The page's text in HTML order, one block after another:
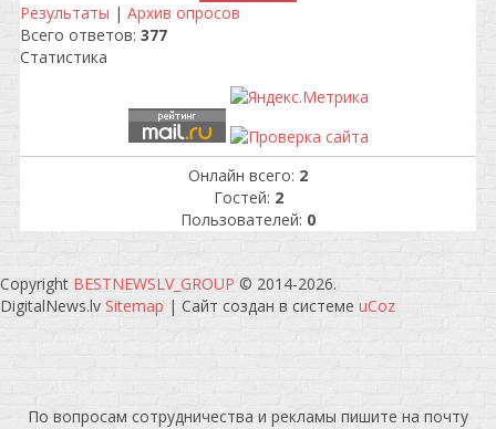
Результаты | Архив опросов
Всего ответов: 377
Статистика
Онлайн всего: 2
Гостей: 2
Пользователей: 0
Copyright BESTNEWSLV_GROUP © 2014-2026.
DigitalNews.lv Sitemap | Сайт создан в системе uCoz
По вопросам сотрудничества и рекламы пишите на почту